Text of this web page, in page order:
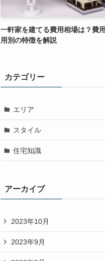
一軒家を建てる費用相場は？費
用別の特徴を解説
カテゴリー
エリア
スタイル
住宅知識
アーカイブ
2023年10月
2023年9月